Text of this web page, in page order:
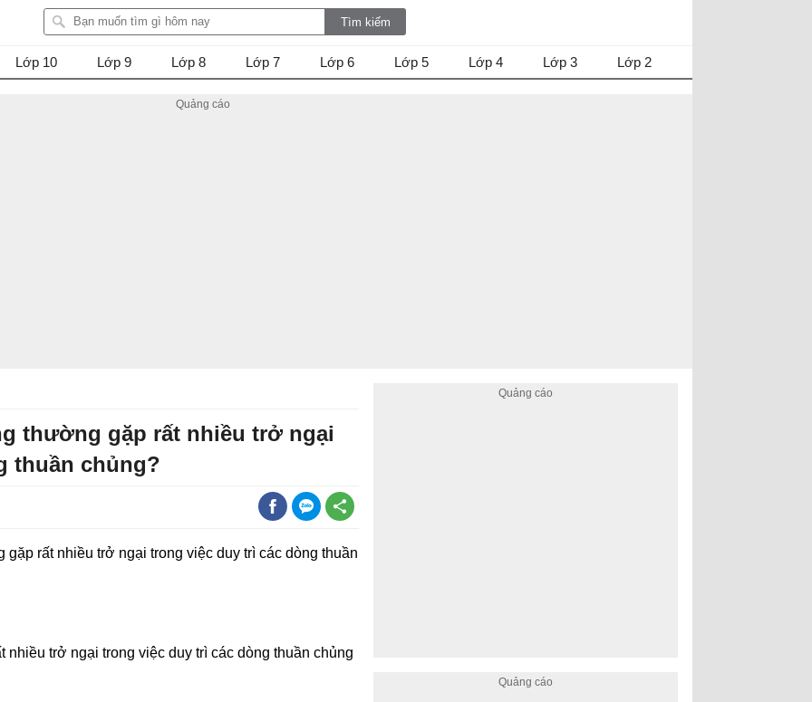
Lớp 10 Lớp 9 Lớp 8 Lớp 7 Lớp 6 Lớp 5 Lớp 4 Lớp 3 Lớp 2
thường gặp rất nhiều trở ngại
thuần chủng?
rất nhiều trở ngại trong việc duy trì các dòng thuần
trở ngại trong việc duy trì các dòng thuần chủng